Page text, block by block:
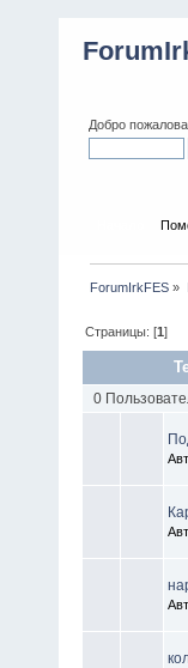
Добро
ForumIrkFES »
Страницы: [1]
0